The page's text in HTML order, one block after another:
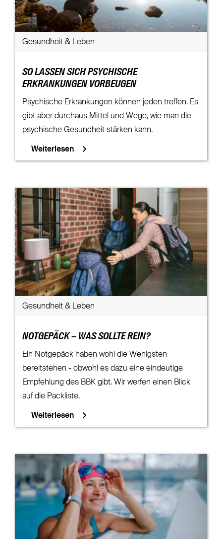
Gesundheit & Leben
SO LASSEN SICH PSYCHISCHE
ERKRANKUNGEN VORBEUGEN
Psychische Erkrankungen können jeden treffen. Es
gibt aber durchaus Mittel und Wege, wie man die
psychische Gesundheit stärken kann.
Weiterlesen
Gesundheit & Leben
NOTGEPÄCK – WAS SOLLTE REIN?
Ein Notgepäck haben wohl die Wenigsten
bereitstehen - obwohl es dazu eine eindeutige
Empfehlung des BBK gibt. Wir werfen einen Blick
auf die Packliste.
Weiterlesen